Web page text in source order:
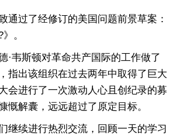
过了经修订的美国问题前景草案：
。
斯顿对革命共产国际的工作做了
指出该组织在过去两年中取得了巨大
会进行了一次激动人心且创纪录的募
慨解囊，远远超过了原定目标。
续进行热烈交流，回顾一天的学习